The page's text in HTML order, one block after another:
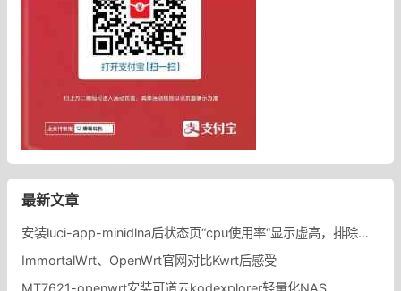
最新文章
安装luci-app-minidlna后状态页“cpu使用率“显示虚高，排除过程记录。
ImmortalWrt、OpenWrt官网对比Kwrt后感受
MT7621-openwrt安装可道云kodexplorer轻量化NAS